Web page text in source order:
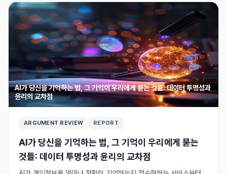
AI가 당신을 기억하는 법, 그 기억이 우리에게 묻는 것들: 데이터 투명성과
윤리의 교차점
ARGUMENT REVIEW REPORT
AI가 당신을 기억하는 법, 그 기억이 우리에게 묻는
것들: 데이터 투명성과 윤리의 교차점